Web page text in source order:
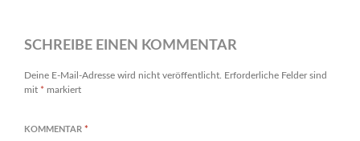
SCHREIBE EINEN KOMMENTAR
Deine E-Mail-Adresse wird nicht veröffentlicht. Erforderliche Felder sind
mit * markiert
KOMMENTAR *